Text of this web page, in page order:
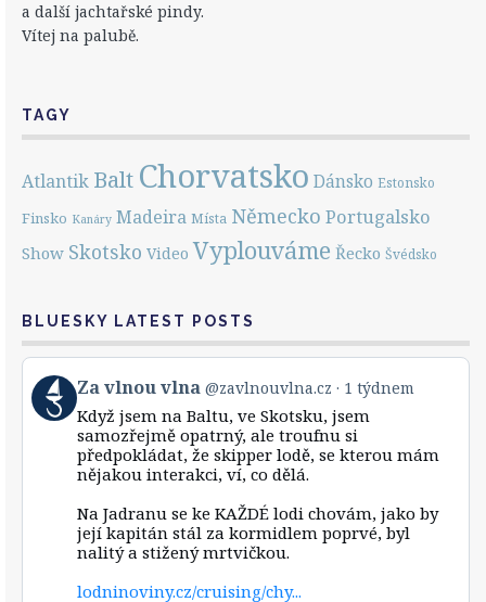
a další jachtařské pindy.
Vítej na palubě.
TAGY
Atlantik Balt Chorvatsko Dánsko Estonsko
Finsko Kanáry Madeira Místa Německo Portugalsko
Show Skotsko Video Vyplouváme Řecko Švédsko
BLUESKY LATEST POSTS
View
post
by
Bluesky
Za vlnou vlna @zavlnouvlna.cz 1 týdnem
Když jsem na Baltu, ve Skotsku, jsem
samozřejmě opatrný, ale troufnu si
předpokládat, že skipper lodě, se kterou mám
nějakou interakci, ví, co dělá.
Na Jadranu se ke KAŽDÉ lodi chovám, jako by
její kapitán stál za kormidlem poprvé, byl
nalitý a stižený mrtvičkou.
lodninoviny.cz/cruising/chy...